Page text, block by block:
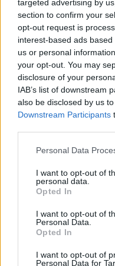
targeted advertising by
section to confirm your
opt-out request is
interest-based ads
us or personal
your opt-out. You may
disclosure of your
IAB’s list of downstream
also be disclosed by us
Downstream Participants
Personal Data
I want to opt-out of
personal data.
Opted In
I want to opt-out of
Personal Data.
Opted In
I want to opt-out of
Personal Data for
E bujshme në Itali,
rrëfen të vërtetën e
mos prekni…
Zjarri masiv që përfshiu
Krujën duke shkrumbuar
sipërfaqe të mëdha/